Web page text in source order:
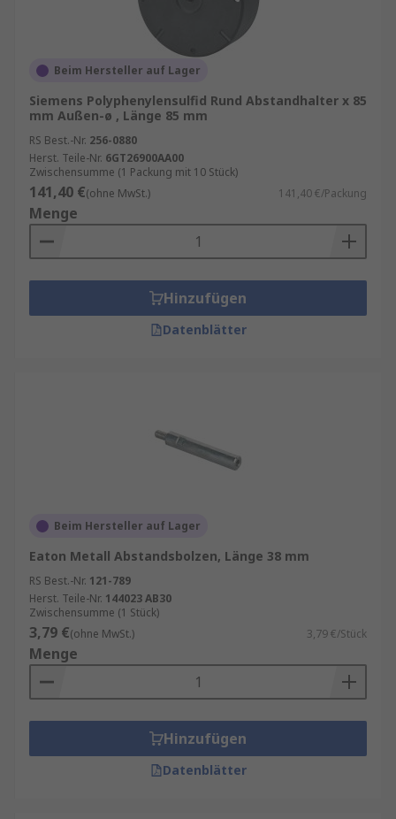
Beim Hersteller auf Lager
Siemens Polyphenylensulfid Rund Abstandhalter x 85
mm Außen-ø , Länge 85 mm
RS Best.-Nr. 256-0880
Herst. Teile-Nr. 6GT26900AA00
Zwischensumme (1 Packung mit 10 Stück)
141,40 €(ohne MwSt.) 141,40 €/Packung
Menge
Hinzufügen
Datenblätter
Beim Hersteller auf Lager
Eaton Metall Abstandsbolzen, Länge 38 mm
RS Best.-Nr. 121-789
Herst. Teile-Nr. 144023 AB30
Zwischensumme (1 Stück)
3,79 €(ohne MwSt.) 3,79 €/Stück
Menge
Hinzufügen
Datenblätter